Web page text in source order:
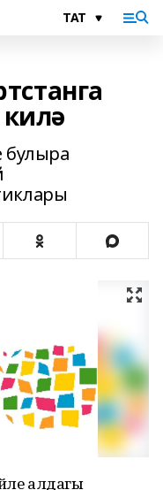
булыра
алдагы